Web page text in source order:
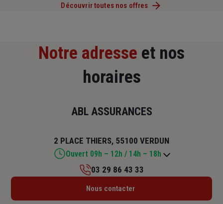
Découvrir toutes nos offres
Notre adresse et nos
horaires
ABL ASSURANCES
2 PLACE THIERS, 55100 VERDUN
Ouvert 09h – 12h / 14h – 18h
Lundi : 14h – 18h
03 29 86 43 33
Nous contacter